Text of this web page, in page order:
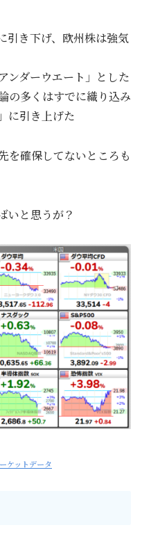
引き下げ、欧州株は強気
ンダーウエート」とした
の多くはすでに織り込み
に引き上げた
を確保してないところも
いと思うが？
ケットデータ